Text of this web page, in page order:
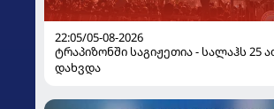
22:05/05-08-2026
ტრაპიზონში საგიჟეთია - სალაჰს 25
დახვდა